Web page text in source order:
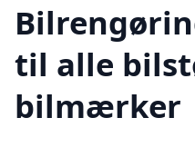
til alle
bilmærker